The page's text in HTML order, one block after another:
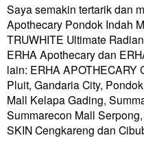
Saya semakin tertarik dan
Apothecary Pondok Indah
TRUWHITE Ultimate
ERHA Apothecary dan
lain: ERHA APOTHECARY
Pluit, Gandaria City,
Mall Kelapa Gading,
Summarecon Mall
SKIN Cengkareng dan